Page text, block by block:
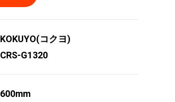
KOKUYO(コクヨ)
CRS-G1320
600mm